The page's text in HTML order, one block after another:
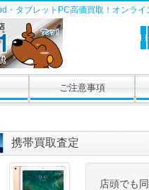
タブレットPC高価買取！オンライ
ご注意事項
携帯買取査定
店頭でも